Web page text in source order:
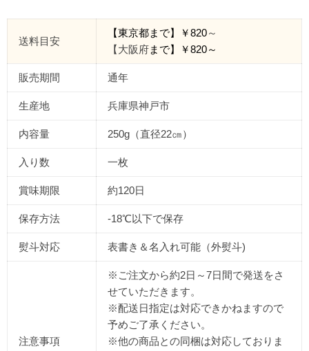
送料目安
【東京都まで】￥820～
【大阪府まで】￥820～
販売期間 通年
生産地 兵庫県神戸市
内容量 250g（直径22㎝）
入り数 一枚
賞味期限 約120日
保存方法 -18℃以下で保存
熨斗対応 表書き＆名入れ可能（外熨斗)
注意事項
※ご注文から約2日～7日間で発送をさ
せていただきます。
※配送日指定は対応できかねますので
予めご了承ください。
※他の商品との同梱は対応しておりま